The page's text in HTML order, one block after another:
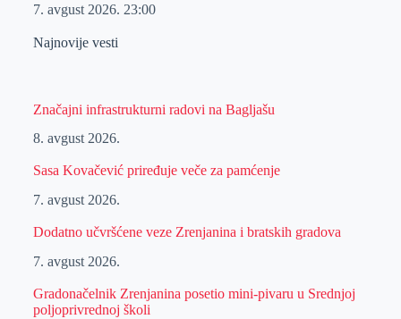
7. avgust 2026. 23:00
Najnovije vesti
Značajni infrastrukturni radovi na Bagljašu
8. avgust 2026.
Sasa Kovačević priređuje veče za pamćenje
7. avgust 2026.
Dodatno učvršćene veze Zrenjanina i bratskih gradova
7. avgust 2026.
Gradonačelnik Zrenjanina posetio mini-pivaru u Srednjoj
poljoprivrednoj školi